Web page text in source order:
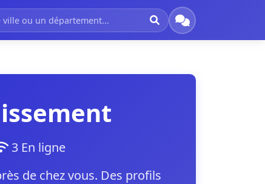
3 En ligne
de chez vous. Des profils